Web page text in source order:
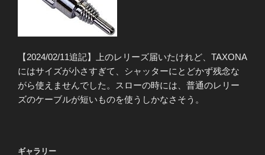
【2024/02/11追記】上のレリーズ届いたけれど、TAXONA
にはサイズが小さすぎて、シャッターにとどかず残念な
がら使えませんでした。スローの時には、普通のレリー
ズのケーブルが短いものを使うしかなさそう。
ギャラリー